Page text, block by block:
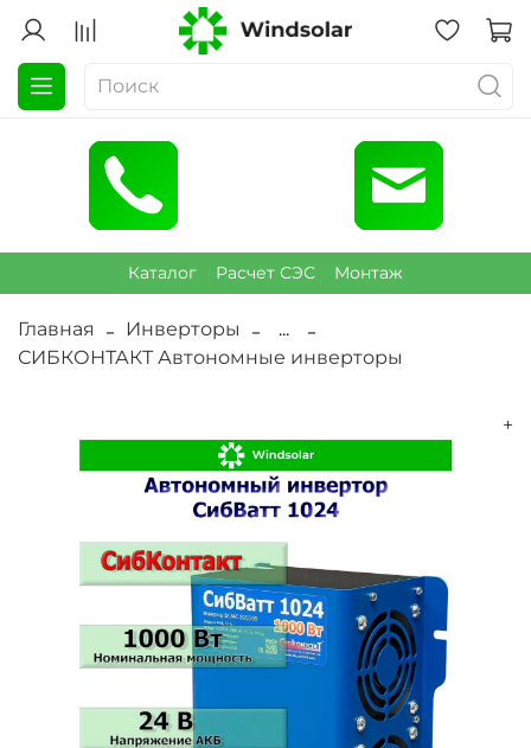
Каталог Расчет СЭС Монтаж
Главная Инверторы
...
СИБКОНТАКТ Автономные инверторы
+